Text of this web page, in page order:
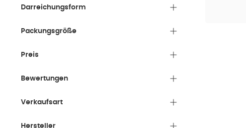
Darreichungsform
Packungsgröße
Preis
Bewertungen
Verkaufsart
Hersteller